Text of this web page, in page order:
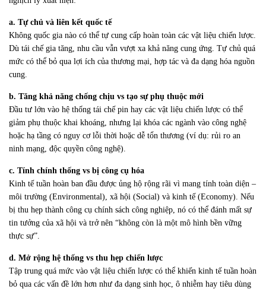
a. Tự chủ và liên kết quốc tế
Không quốc gia nào có thể tự cung cấp hoàn toàn các vật liệu chiến lược.
Dù tái chế gia tăng, nhu cầu vẫn vượt xa khả năng cung ứng. Tự chủ quá
mức có thể bỏ qua lợi ích của thương mại, hợp tác và đa dạng hóa nguồn
cung.
b. Tăng khả năng chống chịu vs tạo sự phụ thuộc mới
Đầu tư lớn vào hệ thống tái chế pin hay các vật liệu chiến lược có thể
giảm phụ thuộc khai khoáng, nhưng lại khóa các ngành vào công nghệ
hoặc hạ tầng có nguy cơ lỗi thời hoặc dễ tổn thương (ví dụ: rủi ro an
ninh mạng, độc quyền công nghệ).
c. Tính chính thống vs bị công cụ hóa
Kinh tế tuần hoàn ban đầu được ủng hộ rộng rãi vì mang tính toàn diện –
môi trường (Environmental), xã hội (Social) và kinh tế (Economy). Nếu
bị thu hẹp thành công cụ chính sách công nghiệp, nó có thể đánh mất sự
tin tưởng của xã hội và trở nên “không còn là một mô hình bền vững
thực sự”.
d. Mở rộng hệ thống vs thu hẹp chiến lược
Tập trung quá mức vào vật liệu chiến lược có thể khiến kinh tế tuần hoàn
bỏ qua các vấn đề lớn hơn như đa dạng sinh học, ô nhiễm hay tiêu dùng